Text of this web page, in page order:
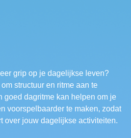
grip op je dagelijkse leven?
structuur en ritme aan te
goed dagritme kan helpen om je
voorspelbaarder te maken, zodat
over jouw dagelijkse activiteiten.